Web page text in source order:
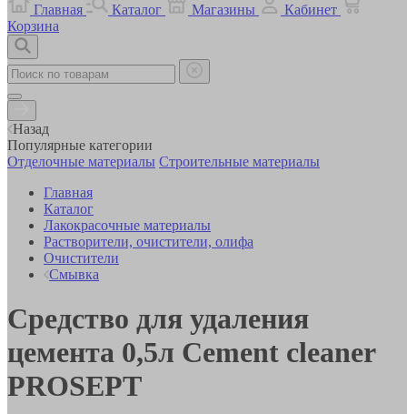
Главная
Каталог Магазины
Кабинет
Корзина
Назад
Популярные категории
Отделочные материалы Строительные материалы
Главная
Каталог
Лакокрасочные материалы
Растворители, очистители, олифа
Очистители
Смывка
Средство для удаления
цемента 0,5л Cement cleaner
PROSEPT